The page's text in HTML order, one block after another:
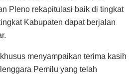
Pleno rekapitulasi baik di tingkat
Kabupaten dapat berjalan
menyampaikan terima kasih
Pemilu yang telah